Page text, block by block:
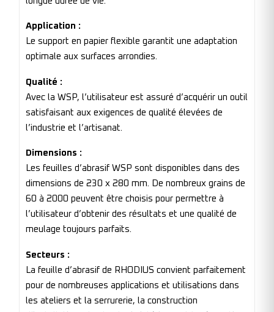
Application :
Le support en papier flexible garantit une adaptation
optimale aux surfaces arrondies.
Qualité :
Avec la WSP, l’utilisateur est assuré d’acquérir un outil
satisfaisant aux exigences de qualité élevées de
l’industrie et l’artisanat.
Dimensions :
Les feuilles d’abrasif WSP sont disponibles dans des
dimensions de 230 x 280 mm. De nombreux grains de
60 à 2000 peuvent être choisis pour permettre à
l’utilisateur d’obtenir des résultats et une qualité de
meulage toujours parfaits.
Secteurs :
La feuille d’abrasif de RHODIUS convient parfaitement
pour de nombreuses applications et utilisations dans
les ateliers et la serrurerie, la construction